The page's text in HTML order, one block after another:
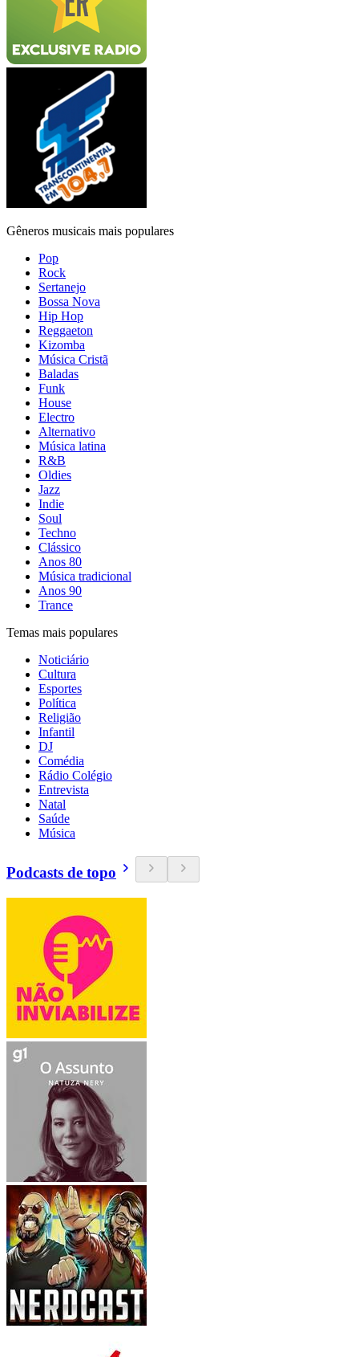
Gêneros musicais mais populares
Pop
Rock
Sertanejo
Bossa Nova
Hip Hop
Reggaeton
Kizomba
Música Cristã
Baladas
Funk
House
Electro
Alternativo
Música latina
R&B
Oldies
Jazz
Indie
Soul
Techno
Clássico
Anos 80
Música tradicional
Anos 90
Trance
Temas mais populares
Noticiário
Cultura
Esportes
Política
Religião
Infantil
DJ
Comédia
Rádio Colégio
Entrevista
Natal
Saúde
Música
Podcasts de topo